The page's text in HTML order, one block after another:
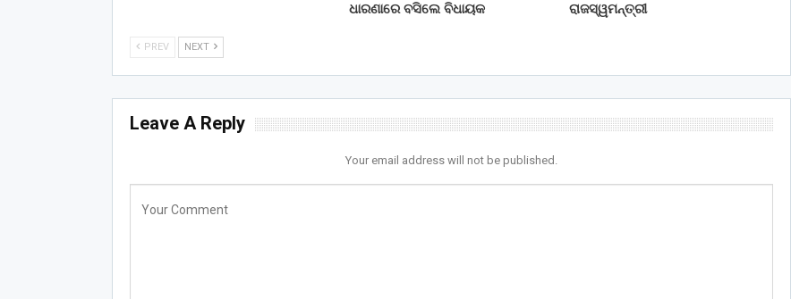
ଧାରଣାରେ ବସିଲେ ବିଧାୟକ
ରାଜସ୍ୱମନ୍ତ୍ରୀ
PREV NEXT
Leave A Reply
Your email address will not be published.